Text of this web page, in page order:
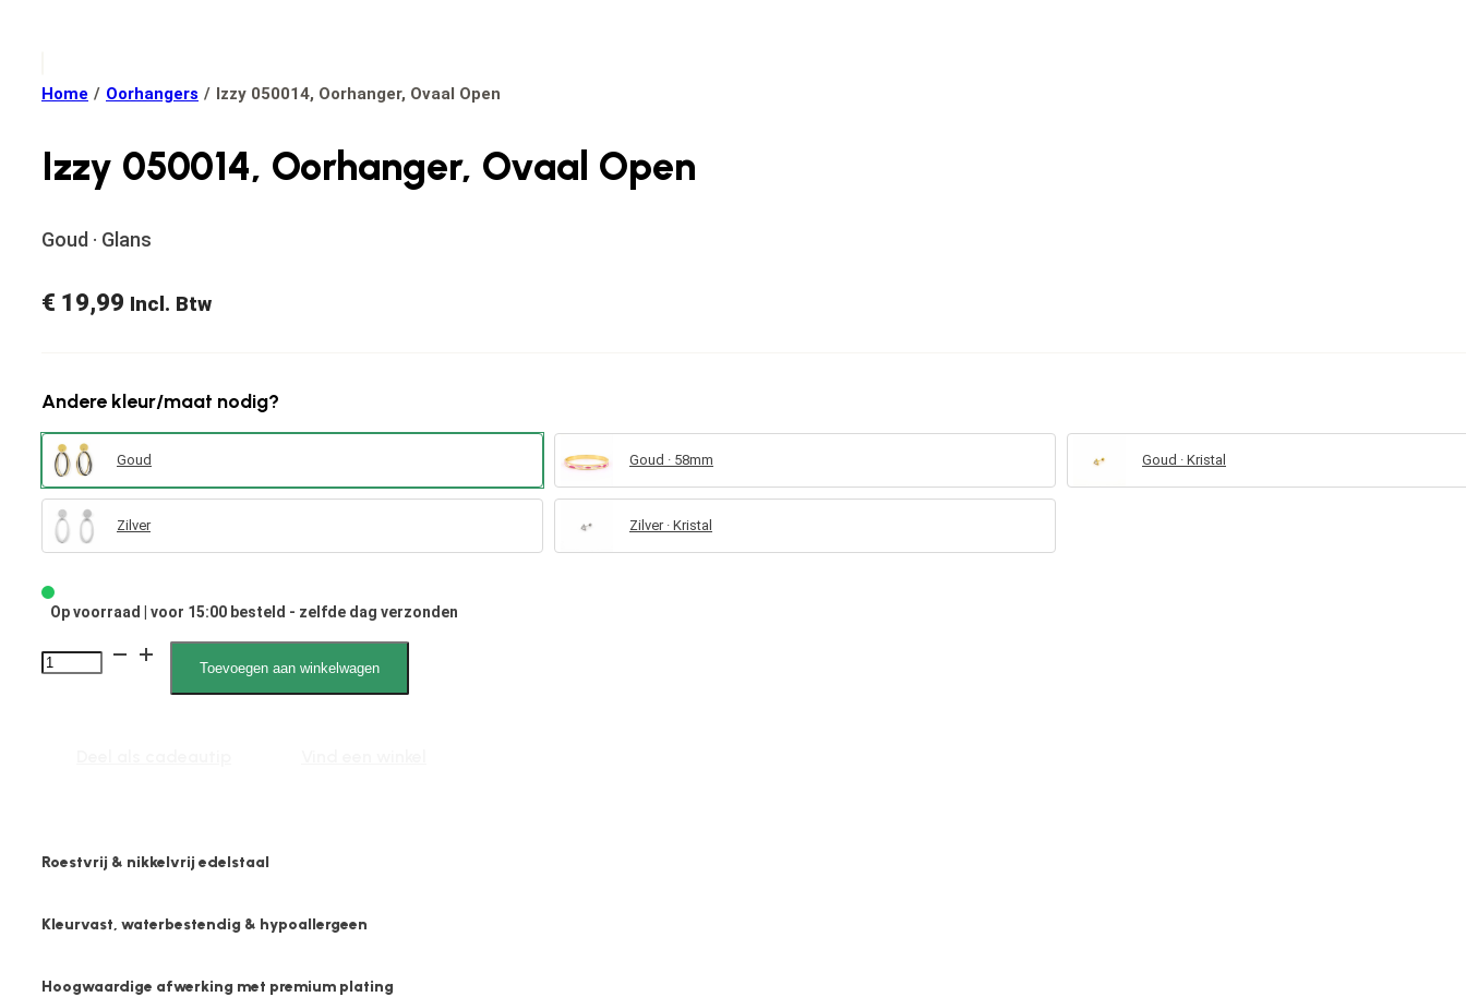
Home / Oorhangers / Izzy 050014, Oorhanger, Ovaal Open
Izzy 050014, Oorhanger, Ovaal Open
Goud · Glans
€ 19,99 Incl. Btw
Andere kleur/maat nodig?
Goud Goud · 58mm Goud · Kristal
Zilver Zilver · Kristal
Op voorraad | voor 15:00 besteld - zelfde dag verzonden
Izzy
Toevoegen aan winkelwagen
Roestvrij & nikkelvrij edelstaal
Kleurvast, waterbestendig & hypoallergeen
Hoogwaardige afwerking met premium plating